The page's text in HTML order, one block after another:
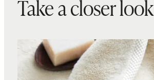
Take a closer look